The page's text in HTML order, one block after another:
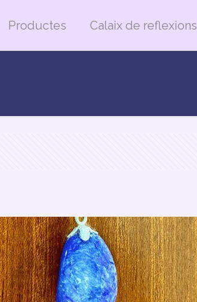
Productes Calaix de reflexions